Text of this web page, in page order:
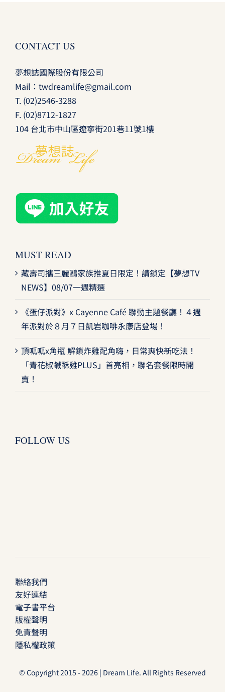
CONTACT US
夢想誌國際股份有限公司
Mail： twdreamlife@gmail.com
T. (02)2546-3288
F. (02)8712-1827
104 台北市中山區遼寧街201巷11號1樓
MUST READ
藏壽司攜三麗鷗家族推夏日限定！請鎖定【夢想TV
NEWS】08/07一週精選
《蛋仔派對》x Cayenne Café 聯動主題餐廳！４週
年派對於８月７日凱岩咖啡永康店登場！
頂呱呱x角瓶 解鎖炸雞配角嗨，日常爽快新吃法！
「青花椒鹹酥雞PLUS」首亮相，聯名套餐限時開
賣！
FOLLOW US
聯絡我們
友好連結
電子書平台
版權聲明
免責聲明
隱私權政策
© Copyright 2015 - 2026 | Dream Life. All Rights Reserved